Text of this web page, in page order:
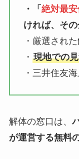
・「 絶対最
ければ、そ
・厳選され
・ 現地での
・三井住友
解体の窓口は、
が運営する無料